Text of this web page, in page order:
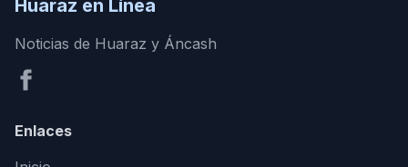
Huaraz en Línea
Noticias de Huaraz y Áncash
Enlaces